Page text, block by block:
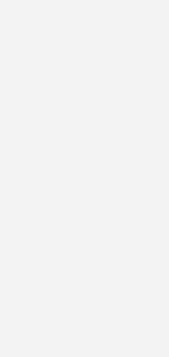
notwendig. Die
min an, die Förderhöhe
zusätzliche Anschluss
1 VX kann überall da
oder Grauwasser
Eingängen
hat eine
maximale Förderhöhe
der Ausführung
geschaltete
bei einer
Serien Sanicom – nur für
Schwarzwasser – stehen